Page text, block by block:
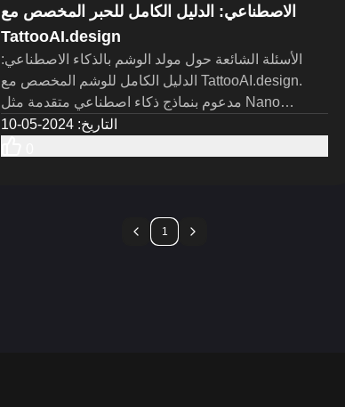
الاصطناعي: الدليل الكامل للحبر المخصص مع
TattooAI.design
الأسئلة الشائعة حول مولد الوشم بالذكاء الاصطناعي:
الدليل الكامل للوشم المخصص مع TattooAI.design.
مدعوم بنماذج ذكاء اصطناعي متقدمة مثل Nano
Banana AI و Flux Kontext AI، يحول هذا المنصة
التاريخ:
2024-05-10
1